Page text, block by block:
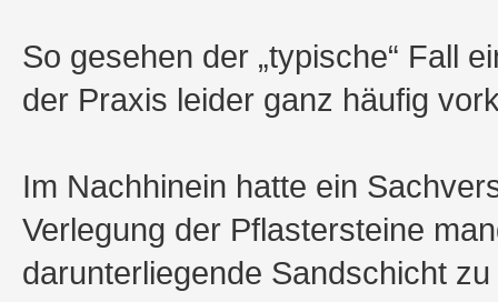
So gesehen der „typische“ Fall
der Praxis leider ganz häufig
Im Nachhinein hatte ein
Verlegung der Pflastersteine
darunterliegende Sandschicht